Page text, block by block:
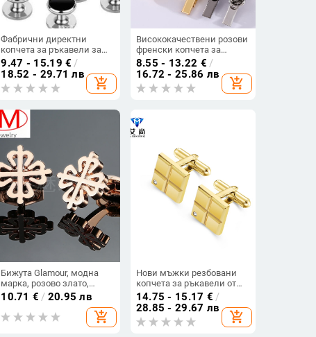
Фабрични директни
копчета за ръкавели за
мъжки костюм, френска
риза, кръгли копчета за
ръкавели с капка масло,
комплект от 8 части,
9.47 - 15.19 € /
18.52 - 29.71 лв
add_shopping_cart
Висококачествени розови
френски копчета за
ръкавели на склад, риза с
форма на роза, сватбени
копчета за ръкавели с
огледална щипка за яка и
8.55 - 13.22 € /
16.72 - 25.86 лв
add_shopping_cart
Бижута Glamour, модна
марка, розово злато,
копчета за ръкавели с
кръстат възел, френски
пирон за маншет на риза
10.71 € / 20.95 лв
add_shopping_cart
Нови мъжки резбовани
копчета за ръкавели от
неръждаема стомана с
пълнеж от френски стил,
висококачествена
френска риза с
14.75 - 15.17 € /
28.85 - 29.67 лв
add_shopping_cart